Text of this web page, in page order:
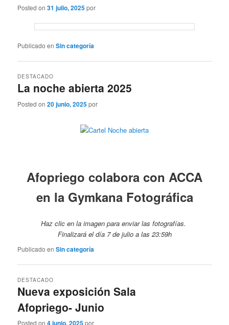
Posted on31 julio, 2025por
Publicado en Sin categoría
La noche abierta 2025
DESTACADO
Posted on20 junio, 2025por
Afopriego colabora con ACCA
en la Gymkana Fotográfica
Haz clic en la imagen para enviar las fotografías.
Finalizará el día 7 de julio a las 23:59h
Publicado en Sin categoría
Nueva exposición Sala
Afopriego- Junio
DESTACADO
Posted on4 junio, 2025por